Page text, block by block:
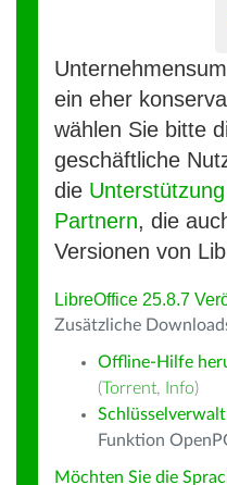
ein eher
wählen Sie bitte
geschäftliche
die
Partnern, die
Versionen von
LibreOffice 25.8.7
Zusätzliche
Offline-Hilfe
(Torrent, Info)
Funktion
Möchten Sie die